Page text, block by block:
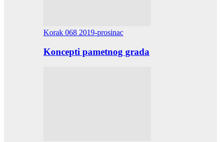
Korak 068 2019-prosinac
Koncepti pametnog grada